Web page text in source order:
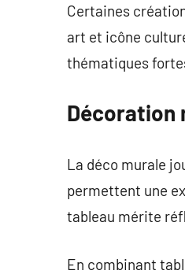
Certaines
art et icône
thématiques
Décoration
La déco murale
permettent une
tableau mérite
En combinant